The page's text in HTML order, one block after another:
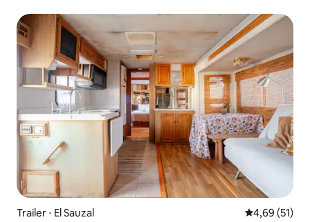
Trailer ⋅ El Sauzal 4,69 de uma
4,69 (51)